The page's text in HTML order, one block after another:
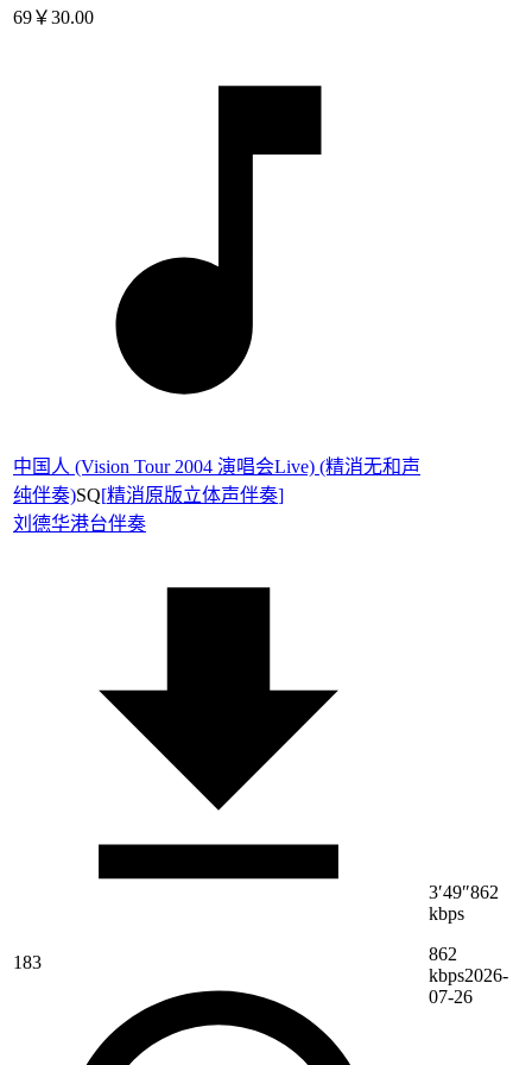
69￥30.00
中国人 (Vision Tour 2004 演唱会Live) (精消无和声
纯伴奏)SQ[精消原版立体声伴奏]
刘德华港台伴奏
183
3′49″862
kbps
862
kbps2026-
07-26